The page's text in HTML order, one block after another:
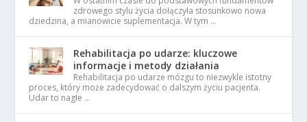
zdrowego stylu życia dołączyła stosunkowo nowa
dziedzina, a mianowicie suplementacja. W tym …
Rehabilitacja po udarze: kluczowe
informacje i metody działania
Rehabilitacja po udarze mózgu to niezwykle istotny
proces, który może zadecydować o dalszym życiu pacjenta.
Udar to nagłe …